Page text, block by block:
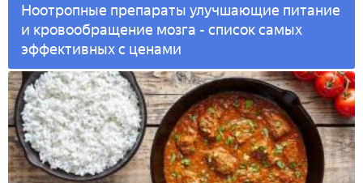
Ноотропные препараты улучшающие питание
и кровообращение мозга - список самых
эффективных с ценами